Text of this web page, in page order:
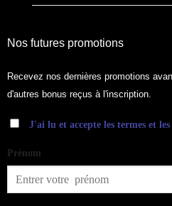
Nos futures promotions
Recevez nos dernières promotions
d'autres bonus reçus à l'inscription.
J'ai lu et accepte les termes et
Prénom